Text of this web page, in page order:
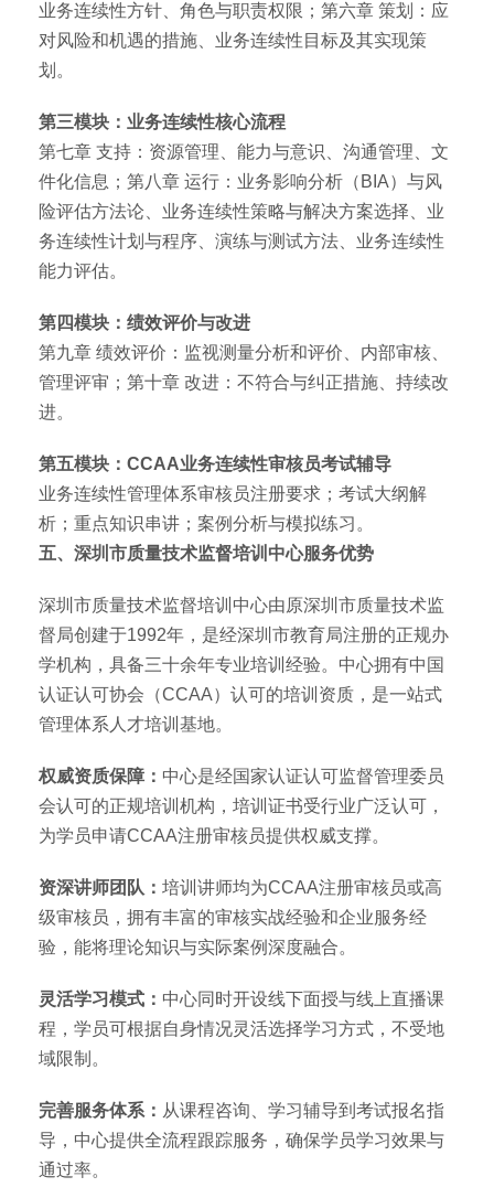
业务连续性方针、角色与职责权限；第六章 策划：应
对风险和机遇的措施、业务连续性目标及其实现策
划。
第三模块：业务连续性核心流程
第七章 支持：资源管理、能力与意识、沟通管理、文
件化信息；第八章 运行：业务影响分析（BIA）与风
险评估方法论、业务连续性策略与解决方案选择、业
务连续性计划与程序、演练与测试方法、业务连续性
能力评估。
第四模块：绩效评价与改进
第九章 绩效评价：监视测量分析和评价、内部审核、
管理评审；第十章 改进：不符合与纠正措施、持续改
进。
第五模块：CCAA业务连续性审核员考试辅导
业务连续性管理体系审核员注册要求；考试大纲解
析；重点知识串讲；案例分析与模拟练习。
五、深圳市质量技术监督培训中心服务优势
深圳市质量技术监督培训中心由原深圳市质量技术监
督局创建于1992年，是经深圳市教育局注册的正规办
学机构，具备三十余年专业培训经验。中心拥有中国
认证认可协会（CCAA）认可的培训资质，是一站式
管理体系人才培训基地。
权威资质保障： 中心是经国家认证认可监督管理委员
会认可的正规培训机构，培训证书受行业广泛认可，
为学员申请CCAA注册审核员提供权威支撑。
资深讲师团队： 培训讲师均为CCAA注册审核员或高
级审核员，拥有丰富的审核实战经验和企业服务经
验，能将理论知识与实际案例深度融合。
灵活学习模式： 中心同时开设线下面授与线上直播课
程，学员可根据自身情况灵活选择学习方式，不受地
域限制。
完善服务体系： 从课程咨询、学习辅导到考试报名指
导，中心提供全流程跟踪服务，确保学员学习效果与
通过率。